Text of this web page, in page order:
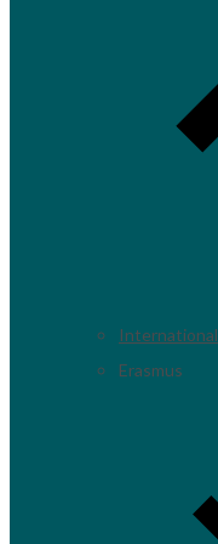
International
Erasmus